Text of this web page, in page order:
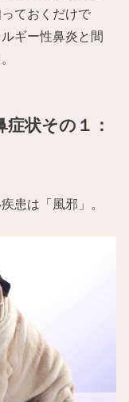
ておくだけで
ギー性鼻炎と間
状その１：
患は「風邪」。